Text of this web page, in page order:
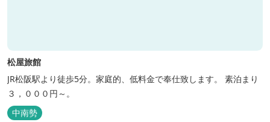
松屋旅館
JR松阪駅より徒歩5分。家庭的、低料金で奉仕致します。 素泊まり
３，０００円～。
中南勢